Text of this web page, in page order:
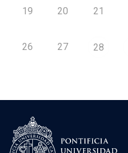
19 20 21
26 27 28